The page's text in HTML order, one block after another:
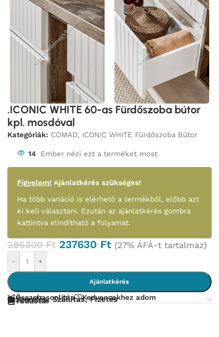
.ICONIC WHITE 60-as Fürdőszoba bútor
kpl. mosdóval
Kategóriák: COMAD, ICONIC WHITE Fürdőszoba Bútor
14 Ember nézi ezt a terméket most
Figyelem! Ajánlatkérés szükséges!
Ha több variáció is elérhető a termékből, előbb azt
ki kell választani. Ezután az ajánlatkérés gombra
kattintva elindítható a folyamat.
286300Ft 237630 Ft (27% ÁFÁ-t tartalmaz)
- +
Ajánlatkérés
Összehasonlítás Kedvencekhez adom
Szerelés, Szállítás, Fizetés
Tudástár